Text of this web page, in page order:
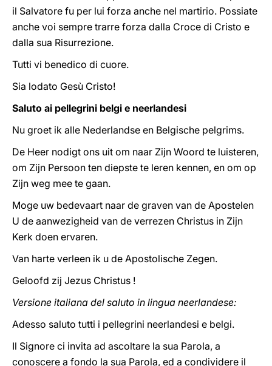
il Salvatore fu per lui forza anche nel martirio. Possiate
anche voi sempre trarre forza dalla Croce di Cristo e
dalla sua Risurrezione.
Tutti vi benedico di cuore.
Sia lodato Gesù Cristo!
Saluto ai pellegrini belgi e neerlandesi
Nu groet ik alle Nederlandse en Belgische pelgrims.
De Heer nodigt ons uit om naar Zijn Woord te luisteren,
om Zijn Persoon ten diepste te leren kennen, en om op
Zijn weg mee te gaan.
Moge uw bedevaart naar de graven van de Apostelen
U de aanwezigheid van de verrezen Christus in Zijn
Kerk doen ervaren.
Van harte verleen ik u de Apostolische Zegen.
Geloofd zij Jezus Christus !
Versione italiana del saluto in lingua neerlandese:
Adesso saluto tutti i pellegrini neerlandesi e belgi.
Il Signore ci invita ad ascoltare la sua Parola, a
conoscere a fondo la sua Parola, ed a condividere il